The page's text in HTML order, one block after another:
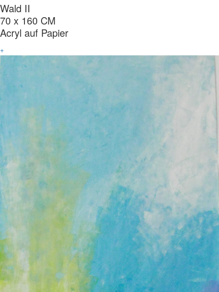
Wald II
70 x 160 CM
Acryl auf Papier
+